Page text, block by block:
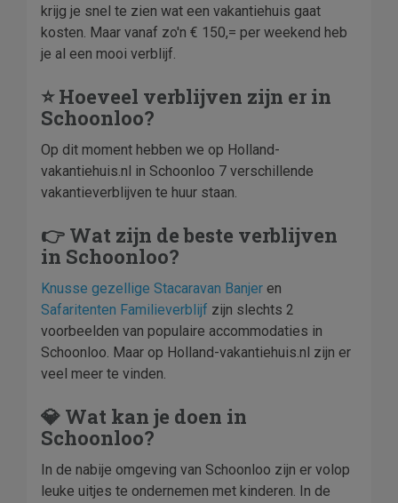
krijg je snel te zien wat een vakantiehuis gaat
kosten. Maar vanaf zo'n € 150,= per weekend heb
je al een mooi verblijf.
⭐ Hoeveel verblijven zijn er in
Schoonloo?
Op dit moment hebben we op Holland-
vakantiehuis.nl in Schoonloo 7 verschillende
vakantieverblijven te huur staan.
👉 Wat zijn de beste verblijven
in Schoonloo?
Knusse gezellige Stacaravan Banjer en
Safaritenten Familieverblijf zijn slechts 2
voorbeelden van populaire accommodaties in
Schoonloo. Maar op Holland-vakantiehuis.nl zijn er
veel meer te vinden.
💎 Wat kan je doen in
Schoonloo?
In de nabije omgeving van Schoonloo zijn er volop
leuke uitjes te ondernemen met kinderen. In de